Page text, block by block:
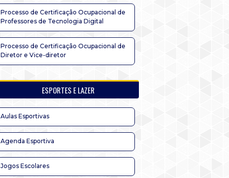
Processo de Certificação Ocupacional de
Professores de Tecnologia Digital
Processo de Certificação Ocupacional de
Diretor e Vice-diretor
ESPORTES E LAZER
Aulas Esportivas
Agenda Esportiva
Jogos Escolares